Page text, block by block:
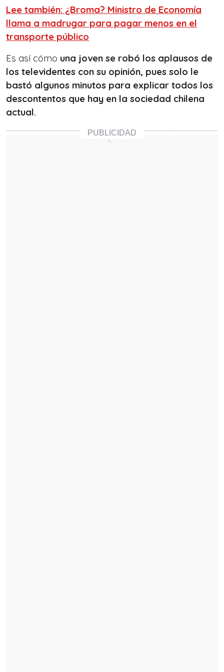
Lee también: ¿Broma? Ministro de Economía
llama a madrugar para pagar menos en el
transporte público
Es así cómo una joven se robó los aplausos de
los televidentes con su opinión, pues solo le
bastó algunos minutos para explicar todos los
descontentos que hay en la sociedad chilena
actual.